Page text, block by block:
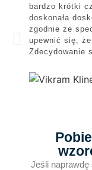
bardzo krótki
doskonała
zgodnie ze
upewnić się,
Zdecydowanie
Jeśli